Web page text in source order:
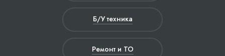
Б/У техника
Ремонт и ТО